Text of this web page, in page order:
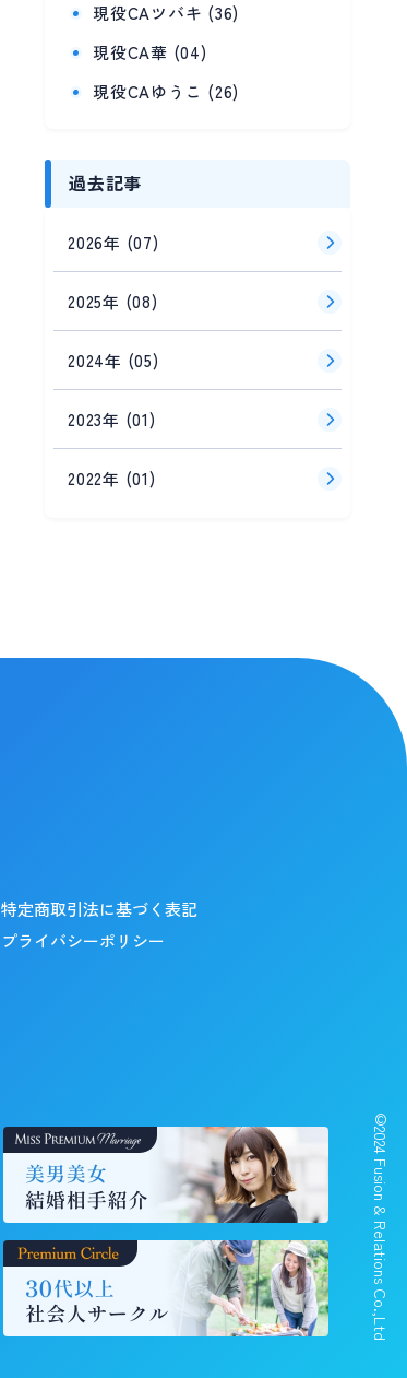
現役CAツバキ (36)
現役CA華 (04)
現役CAゆうこ (26)
過去記事
2026年 (07)
2025年 (08)
2024年 (05)
2023年 (01)
2022年 (01)
特定商取引法に基づく表記
プライバシーポリシー
©2024 Fusion & Relations Co.,Ltd